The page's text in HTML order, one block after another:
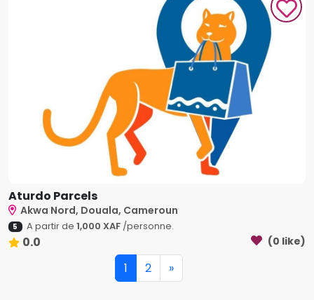
Aturdo Parcels
Akwa Nord, Douala, Cameroun
5 A partir de 1,000 XAF/personne.
0.0 (0 like)
1 2 »